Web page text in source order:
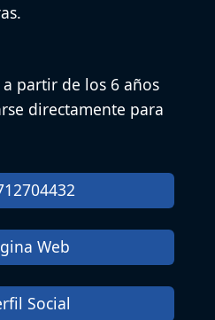
partir de los 6 años
directamente para
Web
Social